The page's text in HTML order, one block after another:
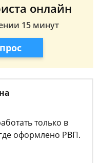
онлайн
15 минут
только в
оформлено РВП.